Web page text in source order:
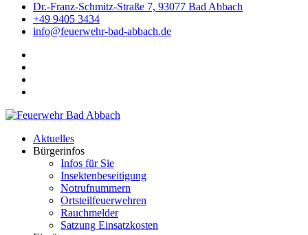
Dr.-Franz-Schmitz-Straße 7, 93077 Bad Abbach
+49 9405 3434
info@feuerwehr-bad-abbach.de
Aktuelles
Bürgerinfos
Infos für Sie
Insektenbeseitigung
Notrufnummern
Ortsteilfeuerwehren
Rauchmelder
Satzung Einsatzkosten